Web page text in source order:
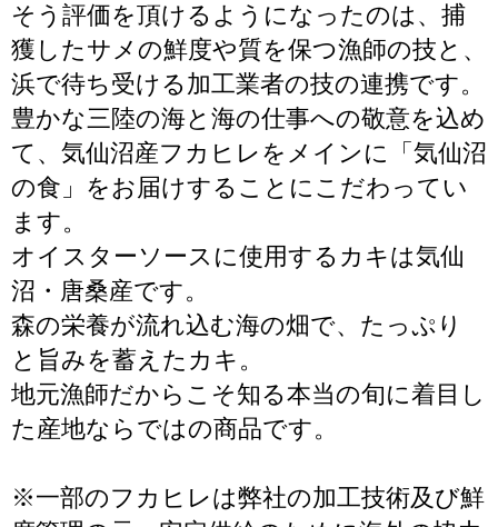
そう評価を頂けるようになったのは、捕
獲したサメの鮮度や質を保つ漁師の技と、
浜で待ち受ける加工業者の技の連携です。
豊かな三陸の海と海の仕事への敬意を込め
て、気仙沼産フカヒレをメインに「気仙沼
の食」をお届けすることにこだわってい
ます。
オイスターソースに使用するカキは気仙
沼・唐桑産です。
森の栄養が流れ込む海の畑で、たっぷり
と旨みを蓄えたカキ。
地元漁師だからこそ知る本当の旬に着目し
た産地ならではの商品です。
※一部のフカヒレは弊社の加工技術及び鮮